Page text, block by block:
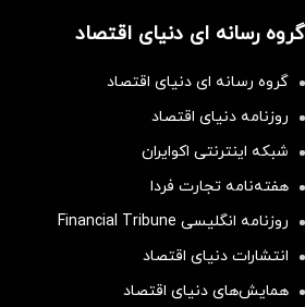
گروه رسانه ای دنیای اقتصاد
گروه رسانه ای دنیای اقتصاد
روزنامه دنیای اقتصاد
شبکه اینترنتی اکوایران
هفته‌نامه تجارت فردا
روزنامه انگلیسی Financial Tribune
انتشارات دنیای اقتصاد
همایش‌های دنیای اقتصاد